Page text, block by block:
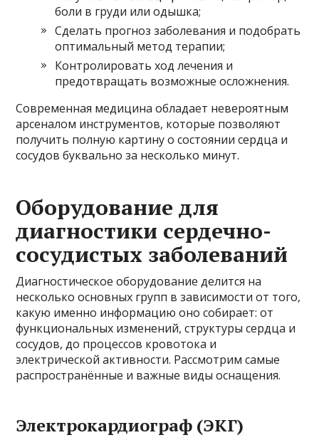
боли в груди или одышка;
Сделать прогноз заболевания и подобрать
оптимальный метод терапии;
Контролировать ход лечения и
предотвращать возможные осложнения.
Современная медицина обладает невероятным
арсеналом инструментов, которые позволяют
получить полную картину о состоянии сердца и
сосудов буквально за несколько минут.
Оборудование для
диагностики сердечно-
сосудистых заболеваний
Диагностическое оборудование делится на
несколько основных групп в зависимости от того,
какую именно информацию оно собирает: от
функциональных изменений, структуры сердца и
сосудов, до процессов кровотока и
электрической активности. Рассмотрим самые
распространённые и важные виды оснащения.
Электрокардиограф (ЭКГ)